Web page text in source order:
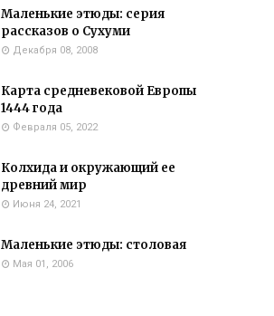
Маленькие этюды: серия
рассказов о Сухуми
Декабря 08, 2008
Карта средневековой Европы
1444 года
Февраля 05, 2022
Колхида и окружающий ее
древний мир
Июня 24, 2021
Маленькие этюды: столовая
Мая 01, 2006